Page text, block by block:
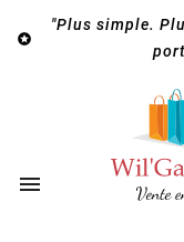

"Plus simple.
